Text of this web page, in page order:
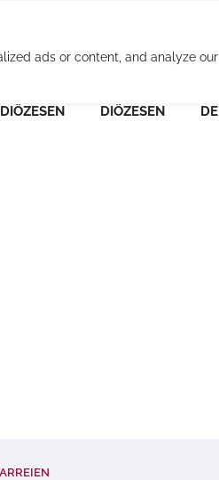
ads or content, and analyze
DIÖZESEN